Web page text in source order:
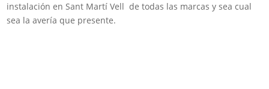
instalación en Sant Martí Vell de todas las marcas y sea cual
sea la avería que presente.